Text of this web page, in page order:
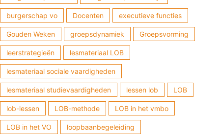
belangrijk. Ga aan de slag met een duidelijke visie. Besteed
ook voldoende aandacht aan ouderbetrokkenheid.
Organiseer regelmatig bijeenkomsten
burgerschap vo Docenten executieve functies
Gouden Weken groepsdynamiek Groepsvorming
leerstrategieën lesmateriaal LOB
lesmateriaal sociale vaardigheden
lesmateriaal studievaardigheden lessen lob LOB
lob-lessen LOB-methode LOB in het vmbo
LOB in het VO loopbaanbegeleiding